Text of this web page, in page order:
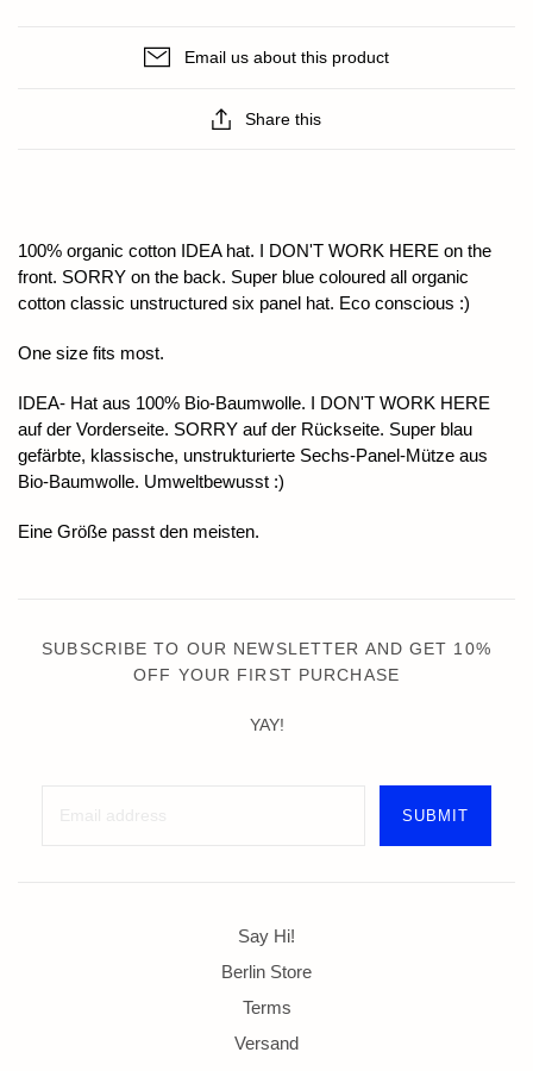
Email us about this product
Share this
100% organic cotton IDEA hat. I DON'T WORK HERE on the
front. SORRY on the back. Super blue coloured all organic
cotton classic unstructured six panel hat. Eco conscious :)
One size fits most.
IDEA- Hat aus 100% Bio-Baumwolle. I DON'T WORK HERE
auf der Vorderseite. SORRY auf der Rückseite. Super blau
gefärbte, klassische, unstrukturierte Sechs-Panel-Mütze aus
Bio-Baumwolle. Umweltbewusst :)
Eine Größe passt den meisten.
SUBSCRIBE TO OUR NEWSLETTER AND GET 10%
OFF YOUR FIRST PURCHASE
YAY!
Say Hi!
Berlin Store
Terms
Versand